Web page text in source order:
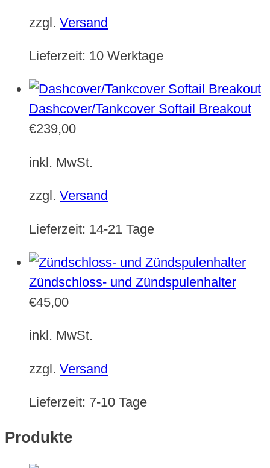
zzgl. Versand
Lieferzeit: 10 Werktage
Dashcover/Tankcover Softail Breakout
€239,00
inkl. MwSt.
zzgl. Versand
Lieferzeit: 14-21 Tage
Zündschloss- und Zündspulenhalter
€45,00
inkl. MwSt.
zzgl. Versand
Lieferzeit: 7-10 Tage
Produkte